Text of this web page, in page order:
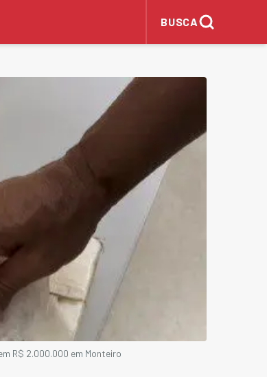
BUSCA
R$ 2.000.000 em Monteiro